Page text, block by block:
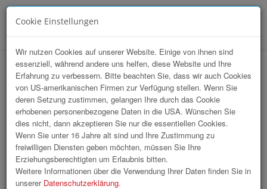
hr-lounge Mitte zu Gast bei FH Wels
Cookie Einstellungen
Wir nutzen Cookies auf unserer Website. Einige von ihnen sind
essenziell, während andere uns helfen, diese Website und Ihre
Erfahrung zu verbessern. Bitte beachten Sie, dass wir auch Cookies
von US-amerikanischen Firmen zur Verfügung stellen. Wenn Sie
deren Setzung zustimmen, gelangen Ihre durch das Cookie
erhobenen personenbezogene Daten in die USA. Wünschen Sie
dies nicht, dann akzeptieren Sie nur die essentiellen Cookies.
Wenn Sie unter 16 Jahre alt sind und Ihre Zustimmung zu
freiwilligen Diensten geben möchten, müssen Sie Ihre
Erziehungsberechtigten um Erlaubnis bitten.
Weitere Informationen über die Verwendung Ihrer Daten finden Sie in
unserer Datenschutzerklärung.